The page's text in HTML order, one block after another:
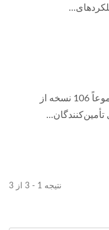
در سال 2024، Nam Liong Global مجموعاً 106 نسخه از
نتیجه 1 - 3 از 3